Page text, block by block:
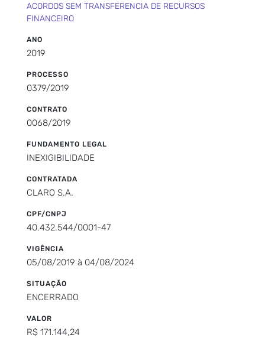
ACORDOS SEM TRANSFERENCIA DE RECURSOS
FINANCEIRO
ANO
2019
PROCESSO
0379/2019
CONTRATO
0068/2019
FUNDAMENTO LEGAL
INEXIGIBILIDADE
CONTRATADA
CLARO S.A.
CPF/CNPJ
40.432.544/0001-47
VIGÊNCIA
05/08/2019 à 04/08/2024
SITUAÇÃO
ENCERRADO
VALOR
R$ 171.144,24